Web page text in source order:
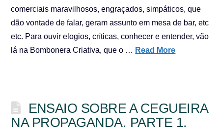
comerciais maravilhosos, engraçados, simpáticos, que
dão vontade de falar, geram assunto em mesa de bar, etc
etc. Para ouvir elogios, críticas, conhecer e entender, vão
lá na Bombonera Criativa, que o … Read More
ENSAIO SOBRE A CEGUEIRA
NA PROPAGANDA, PARTE 1.